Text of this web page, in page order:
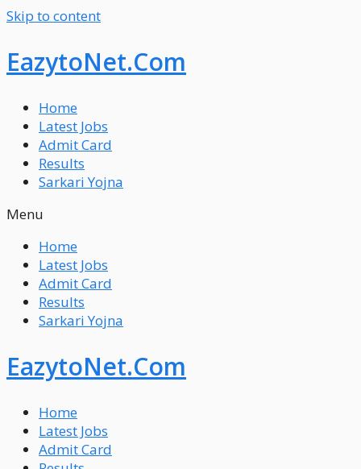
Skip to content
EazytoNet.Com
Home
Latest Jobs
Admit Card
Results
Sarkari Yojna
Menu
Home
Latest Jobs
Admit Card
Results
Sarkari Yojna
EazytoNet.Com
Home
Latest Jobs
Admit Card